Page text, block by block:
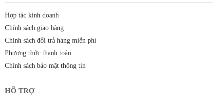
Hợp tác kinh doanh
Chính sách giao hàng
Chính sách đổi trả hàng miễn phí
Phương thức thanh toán
Chính sách bảo mật thông tin
HỖ TRỢ